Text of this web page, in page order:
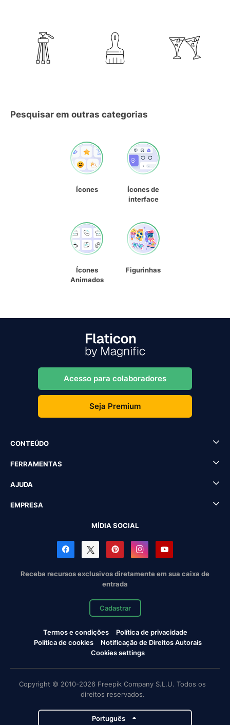
Pesquisar em outras categorias
Ícones
Ícones de
interface
Ícones
Animados
Figurinhas
Acesso para colaboradores
Seja Premium
CONTEÚDO
FERRAMENTAS
AJUDA
EMPRESA
MÍDIA SOCIAL
Receba recursos exclusivos diretamente em sua caixa de
entrada
Cadastrar
Termos e condições
Política de privacidade
Política de cookies
Notificação de Direitos Autorais
Cookies settings
Copyright © 2010-2026 Freepik Company S.L.U. Todos os
direitos reservados.
Português